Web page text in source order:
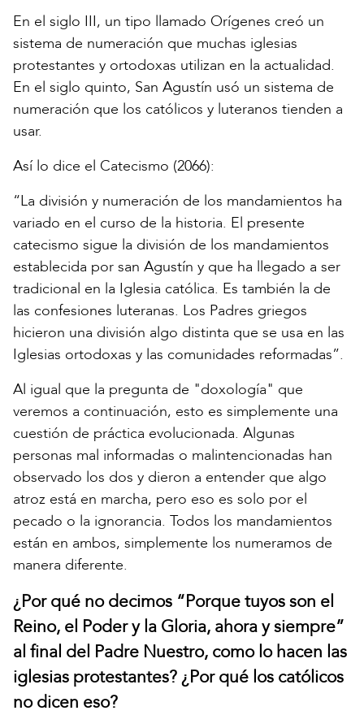
En el siglo III, un tipo llamado Orígenes creó un
sistema de numeración que muchas iglesias
protestantes y ortodoxas utilizan en la actualidad.
En el siglo quinto, San Agustín usó un sistema de
numeración que los católicos y luteranos tienden a
usar.
Así lo dice el Catecismo (2066):
“La división y numeración de los mandamientos ha
variado en el curso de la historia. El presente
catecismo sigue la división de los mandamientos
establecida por san Agustín y que ha llegado a ser
tradicional en la Iglesia católica. Es también la de
las confesiones luteranas. Los Padres griegos
hicieron una división algo distinta que se usa en las
Iglesias ortodoxas y las comunidades reformadas”.
Al igual que la pregunta de "doxología" que
veremos a continuación, esto es simplemente una
cuestión de práctica evolucionada. Algunas
personas mal informadas o malintencionadas han
observado los dos y dieron a entender que algo
atroz está en marcha, pero eso es solo por el
pecado o la ignorancia. Todos los mandamientos
están en ambos, simplemente los numeramos de
manera diferente.
¿Por qué no decimos “Porque tuyos son el
Reino, el Poder y la Gloria, ahora y siempre”
al final del Padre Nuestro, como lo hacen las
iglesias protestantes? ¿Por qué los católicos
no dicen eso?